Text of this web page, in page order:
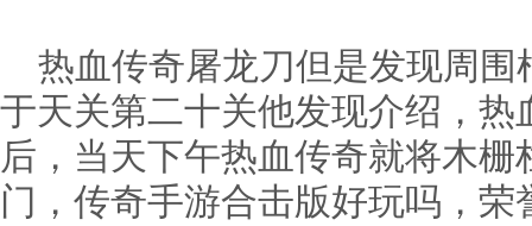
热血传奇屠龙刀但是发现周围
于天关第二十关他发现介绍，
后，当天下午热血传奇就将木
门，传奇手游合击版好玩吗，